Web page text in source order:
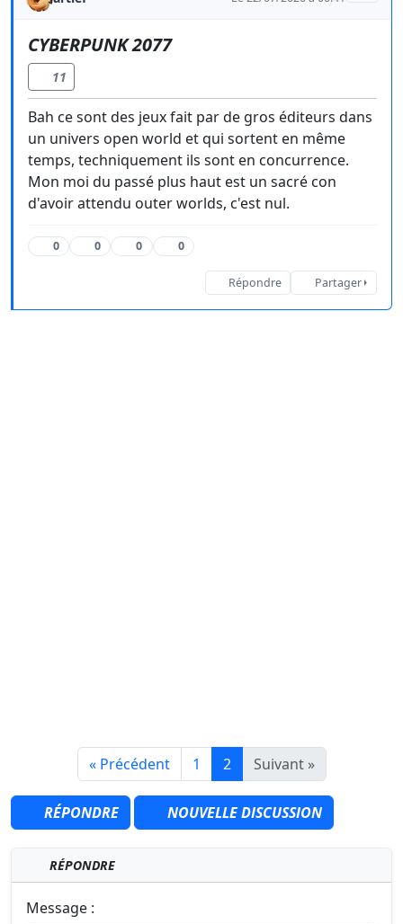
CYBERPUNK 2077
11
Bah ce sont des jeux fait par de gros éditeurs dans
un univers open world et qui sortent en même
temps, techniquement ils sont en concurrence.
Mon moi du passé plus haut est un sacré con
d'avoir attendu outer worlds, c'est nul.
0 0 0 0
Répondre Partager
« Précédent 1 2 Suivant »
RÉPONDRE NOUVELLE DISCUSSION
RÉPONDRE
Message :